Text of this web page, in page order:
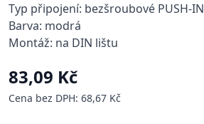
Typ připojení: bezšroubové PUSH-IN
Barva: modrá
Montáž: na DIN lištu
83,09 Kč
Cena bez DPH: 68,67 Kč